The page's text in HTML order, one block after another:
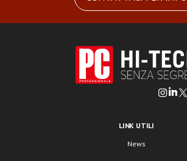
LINK UTILI
News